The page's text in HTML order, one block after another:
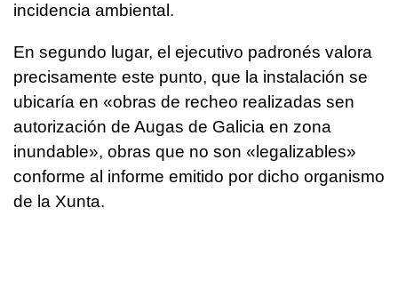
incidencia ambiental.
En segundo lugar, el ejecutivo padronés valora
precisamente este punto, que la instalación se
ubicaría en «obras de recheo realizadas sen
autorización de Augas de Galicia en zona
inundable», obras que no son «legalizables»
conforme al informe emitido por dicho organismo
de la Xunta.